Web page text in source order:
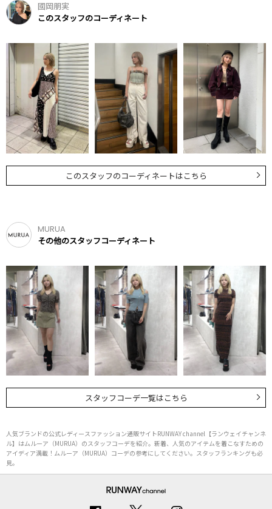
國岡朋実
このスタッフのコーディネート
このスタッフのコーディネートはこちら
MURUA
その他のスタッフコーディネート
スタッフコーデ一覧はこちら
人気ブランドの公式レディースファッション通販サイトRUNWAY channel【ランウェイチャンネ
ル】はムルーア（MURUA）のスタッフコーデを紹介。新着、人気のアイテムを着こなすための
アイディア満載！ムルーア（MURUA）コーデの参考にしてください。スタッフランキングも必
見。